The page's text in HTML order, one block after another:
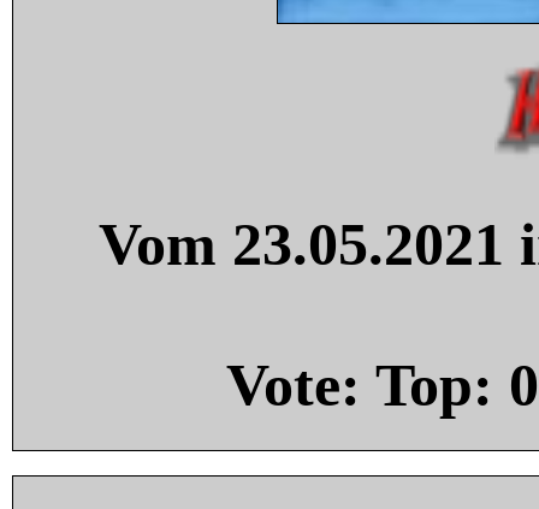
Vom
Vote: Top: 0